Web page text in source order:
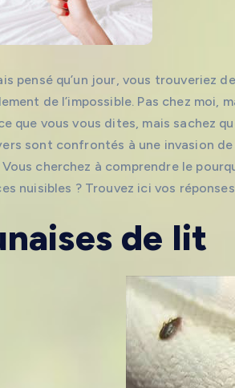
pensé qu’un jour, vous trouveriez
de l’impossible. Pas chez
que vous vous dites, mais sachez
sont confrontés à une invasion
Vous cherchez à comprendre le
nuisibles ? Trouvez ici vos
de lit